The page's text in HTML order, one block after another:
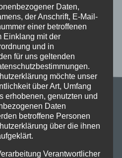
und kühler Brisen
25, 44135 Dortmund
Daten,
der Anschrift, E-Mail-
einer betroffenen
Einklang mit der
und in
für uns geltenden
möchte unser
über Art, Umfang
erhobenen, genutzten und
Daten
betroffene Personen
über die ihnen
Verantwortlicher